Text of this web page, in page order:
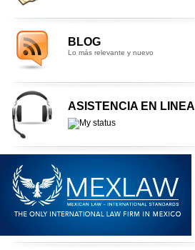
BLOG
Lo más relevante y nuevo
ASISTENCIA EN LINEA